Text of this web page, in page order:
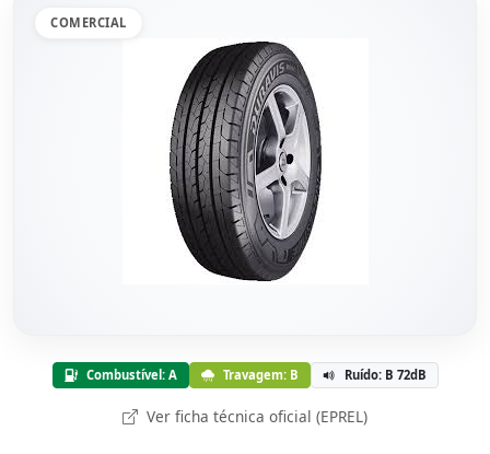
COMERCIAL
Combustível: A Travagem: B Ruído: B 72dB
Ver ficha técnica oficial (EPREL)